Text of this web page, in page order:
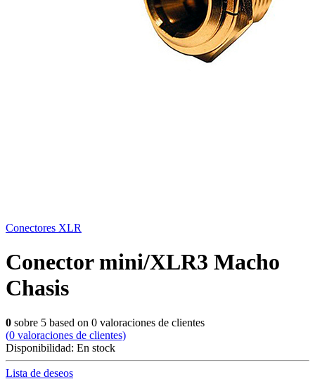
Conectores XLR
Conector mini/XLR3 Macho
Chasis
0 sobre 5 based on 0 valoraciones de clientes
(0 valoraciones de clientes)
Disponibilidad: En stock
Lista de deseos